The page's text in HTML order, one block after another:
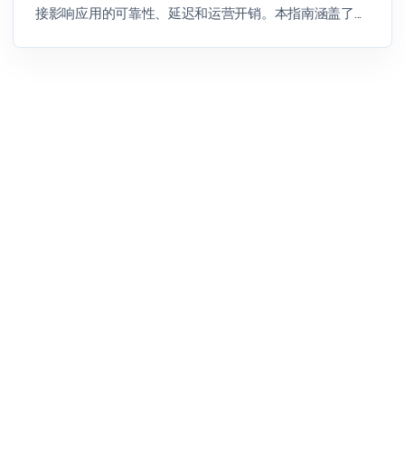
接影响应用的可靠性、延迟和运营开销。本指南涵盖了...